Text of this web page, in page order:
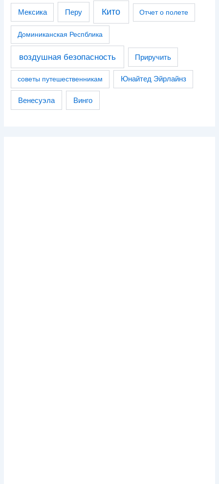
Мексика Перу Кито Отчет о полете
Доминиканская Респблика
воздушная безопасность Приручить
советы путешественникам Юнайтед Эйрлайнз
Венесуэла Винго